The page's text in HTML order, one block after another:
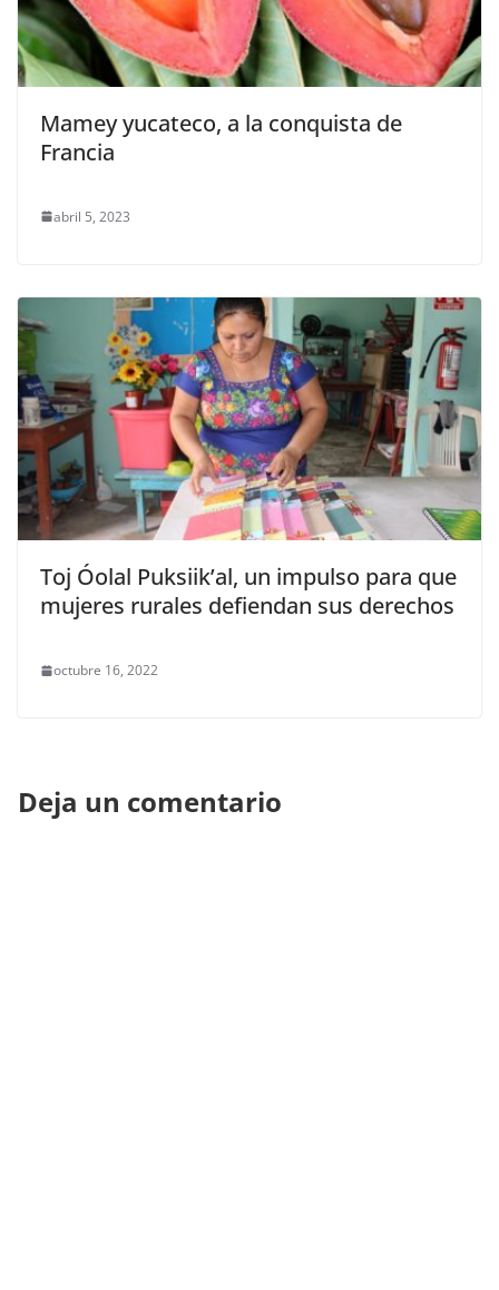
Mamey yucateco, a la conquista de
Francia
abril 5, 2023
Toj Óolal Puksiik’al, un impulso para que
mujeres rurales defiendan sus derechos
octubre 16, 2022
Deja un comentario